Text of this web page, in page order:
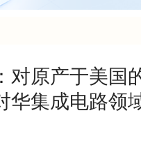
对原产于美国
华集成电路领